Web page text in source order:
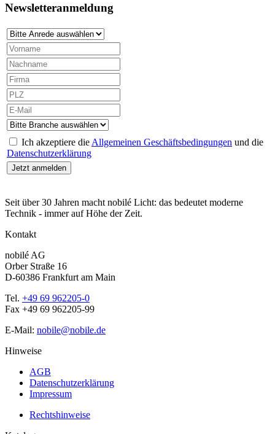
Newsletteranmeldung
Ich akzeptiere die Allgemeinen Geschäftsbedingungen und die
Datenschutzerklärung
Seit über 30 Jahren macht nobilé Licht: das bedeutet moderne
Technik - immer auf Höhe der Zeit.
Kontakt
nobilé AG
Orber Straße 16
D-60386 Frankfurt am Main
Tel. +49 69 962205-0
Fax +49 69 962205-99
E-Mail: nobile@nobile.de
Hinweise
AGB
Datenschutzerklärung
Impressum
Rechtshinweise